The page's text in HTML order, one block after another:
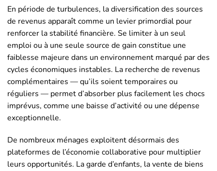
En période de turbulences, la diversification des sources
de revenus apparaît comme un levier primordial pour
renforcer la stabilité financière. Se limiter à un seul
emploi ou à une seule source de gain constitue une
faiblesse majeure dans un environnement marqué par des
cycles économiques instables. La recherche de revenus
complémentaires — qu’ils soient temporaires ou
réguliers — permet d’absorber plus facilement les chocs
imprévus, comme une baisse d’activité ou une dépense
exceptionnelle.
De nombreux ménages exploitent désormais des
plateformes de l’économie collaborative pour multiplier
leurs opportunités. La garde d’enfants, la vente de biens